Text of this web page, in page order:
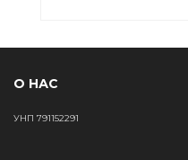
О НАС
УНП 791152291